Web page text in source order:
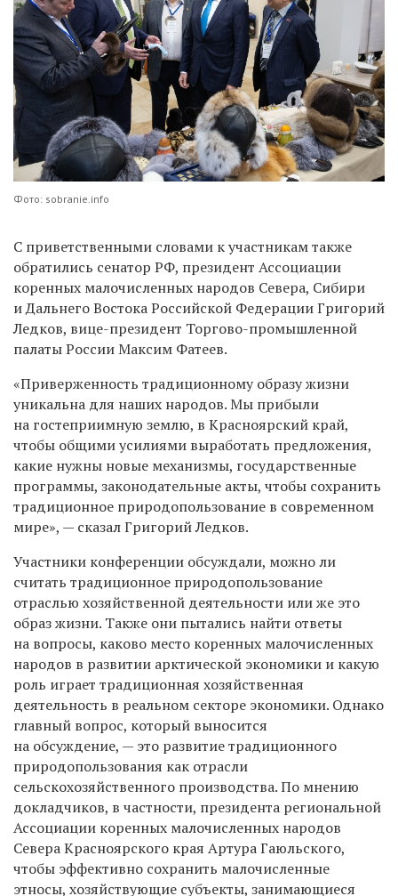
Фото: sobranie.info
С приветственными словами к участникам также
обратились сенатор РФ, президент Ассоциации
коренных малочисленных народов Севера, Сибири
и Дальнего Востока Российской Федерации Григорий
Ледков, вице-президент Торгово-промышленной
палаты России Максим Фатеев.
«Приверженность традиционному образу жизни
уникальна для наших народов. Мы прибыли
на гостеприимную землю, в Красноярский край,
чтобы общими усилиями выработать предложения,
какие нужны новые механизмы, государственные
программы, законодательные акты, чтобы сохранить
традиционное природопользование в современном
мире», — сказал Григорий Ледков.
Участники конференции обсуждали, можно ли
считать традиционное природопользование
отраслью хозяйственной деятельности или же это
образ жизни. Также они пытались найти ответы
на вопросы, каково место коренных малочисленных
народов в развитии арктической экономики и какую
роль играет традиционная хозяйственная
деятельность в реальном секторе экономики. Однако
главный вопрос, который выносится
на обсуждение, — это развитие традиционного
природопользования как отрасли
сельскохозяйственного производства. По мнению
докладчиков, в частности, президента региональной
Ассоциации коренных малочисленных народов
Севера Красноярского края Артура Гаюльского,
чтобы эффективно сохранить малочисленные
этносы, хозяйствующие субъекты, занимающиеся